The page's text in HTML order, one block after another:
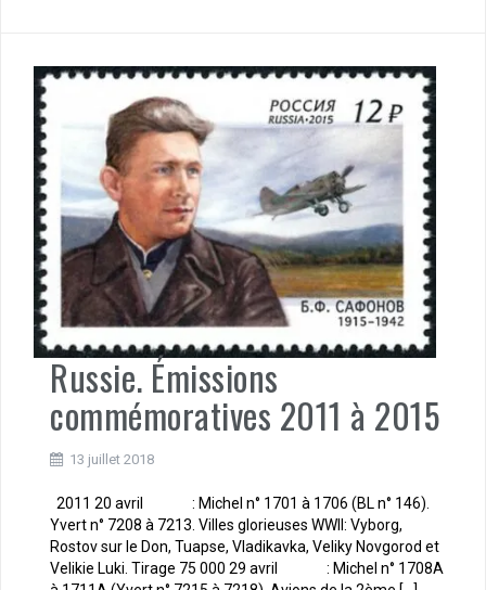
Russie. Émissions
commémoratives 2011 à 2015
13 juillet 2018
2011 20 avril : Michel n° 1701 à 1706 (BL n° 146).
Yvert n° 7208 à 7213. Villes glorieuses WWII: Vyborg,
Rostov sur le Don, Tuapse, Vladikavka, Veliky Novgorod et
Velikie Luki. Tirage 75 000 29 avril : Michel n° 1708A